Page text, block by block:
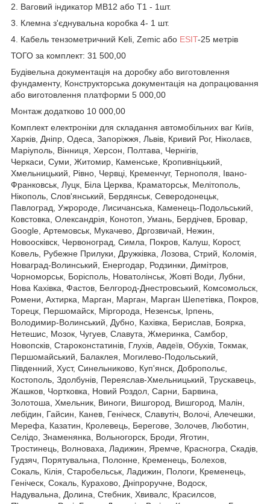
2. Ваговий індикатор MB12 або T1 - 1шт.
3. Клемна з'єднувальна коробка 4- 1 шт.
4. Кабель тензометричний Keli, Zemic або ESIT-25 метрів
ТОГО за комплект: 31 500,00
Будівельна документація на доробку або виготовлення
фундаменту, Конструкторська документація на допрацювання
або виготовлення платформи 5 000,00
Монтаж додатково 10 000,00
Комплект електроніки для складання автомобільних ваг Київ,
Харків, Дніпр, Одеса, Запоріжжя, Львів, Кривий Рог, Ніколаєв,
Маріуполь, Вінниця, Херсон, Полтава, Чернігів,
Черкаси, Суми, Житомир, Каменське, Кропивніцький,
Хмельницький, Рівно, Червці, Кременчуг, Тернополя, Івано-
Франковськ, Луцк, Біла Церква, Краматорськ, Мелітополь,
Нікополь, Слов'янський, Бердянськ, Северодонецьк,
Павлоград, Ужророде, Лисичанська, Каменець-Подольський,
Ковстовка, Олександрія, Конотоп, Умань, Бердічев, Бровар,
Google, Артемовськ, Мукачево, Дргозвичай, Нежин,
Новоосківск, Червоноград, Симла, Покров, Калуш, Корост,
Ковель, Рубежне Прилуки, Дружківка, Лозова, Стрий, Коломія,
Новаград-Волинський, Енергодар, Родзинки, Димітров,
Чорноморськ, Борісполь, Новатолінськ, Жовті Води, Лубни,
Нова Кахівка, Фастов, Белгород-Днестровський, Комсомольск,
Ромени, Ахтирка, Марган, Марган, Марган Шепетівка, Покров,
Торецк, Першомайск, Міргорода, Незенськ, Ірпень,
Володимир-Волинський, Дубно, Кахівка, Берислав, Боярка,
Нетешис, Мозок, Чугуев, Славута, Жмеринка, Самбор,
Новопсків, Староконстатинів, Глухів, Авдеїв, Обухів, Токмак,
Першомайський, Балаклея, Могилево-Подольський,
Південний, Хуст, Синельниково, Куп'янск, Добропольє,
Костополь, Здолбунів, Переяслав-Хмельницький, Трускавець,
Жашков, Чортковка, Новий Роздол, Сарни, Барвина,
Золотоша, Хмельник, Виноги, Вишгород, Вишгород, Малін,
лебідин, Гайсин, Канев, Геніческ, Славутіч, Волочі, Алечешки,
Мерефа, Казатин, Кролевець, Берегове, Золочев, Люботин,
Селідо, Знаменянка, Вольногорск, Броди, Яготин,
Тростинець, Волноваха, Ладижин, Яремче, Красногра, Скадів,
Гудзяч, Порятувальна, Полонне, Кременець, Болехов,
Сокаль, Кілія, Старобельськ, Ладижин, Пологи, Кременець,
Геніческ, Сокаль, Курахово, Дніпроручне, Водоск,
Надувальна, Долина, Стебник, Хвивалс, Красилсов,